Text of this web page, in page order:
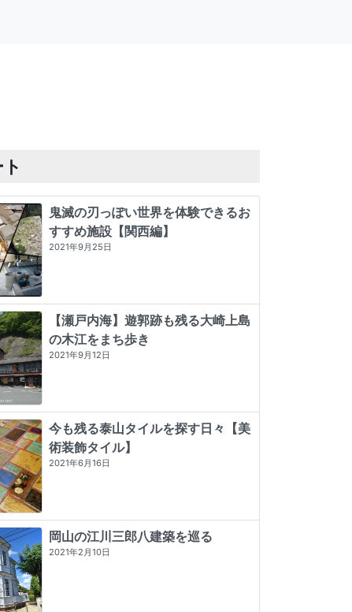
鬼滅の刃っぽい世界を体験できるお
すすめ施設【関西編】
2021年9月25日
【瀬戸内海】遊郭跡も残る大崎上島
の木江をまち歩き
2021年9月12日
今も残る泰山タイルを探す日々【美
術装飾タイル】
2021年6月16日
岡山の江川三郎八建築を巡る
2021年2月10日